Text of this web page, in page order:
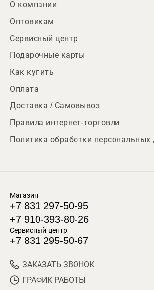
О компании
Оптовикам
Сервисный центр
Подарочные карты
Как купить
Оплата
Доставка / Самовывоз
Правила интернет-торговли
Политика обработки персональных
Магазин
+7 831 297-50-95
+7 910-393-80-26
Сервисный центр
+7 831 295-50-67
ЗАКАЗАТЬ ЗВОНОК
ГРАФИК РАБОТЫ